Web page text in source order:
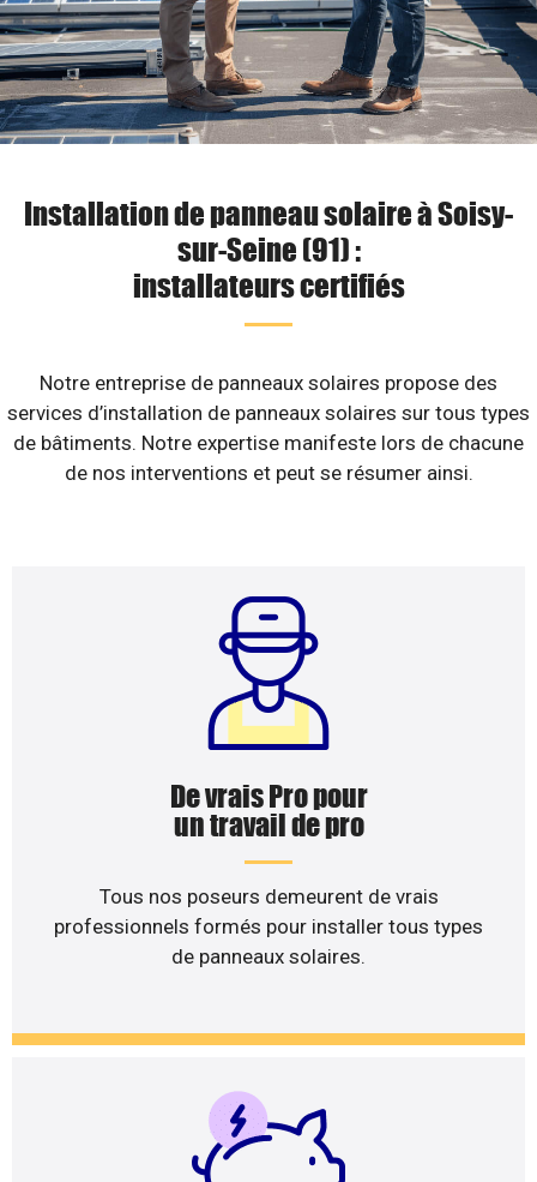
Installation de panneau solaire à Soisy-
sur-Seine (91) :
installateurs certifiés
Notre entreprise de panneaux solaires propose des
services d’installation de panneaux solaires sur tous types
de bâtiments. Notre expertise manifeste lors de chacune
de nos interventions et peut se résumer ainsi.
De vrais Pro pour
un travail de pro
Tous nos poseurs demeurent de vrais
professionnels formés pour installer tous types
de panneaux solaires.